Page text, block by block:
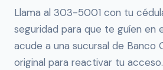
Llama al 303-5001 con tu
seguridad para que te guíen en
acude a una sucursal de Banco
original para reactivar tu acceso.